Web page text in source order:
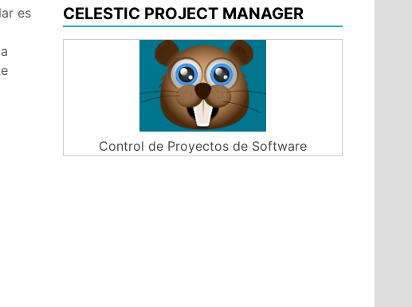
es
CELESTIC PROJECT MANAGER
Control de Proyectos de Software